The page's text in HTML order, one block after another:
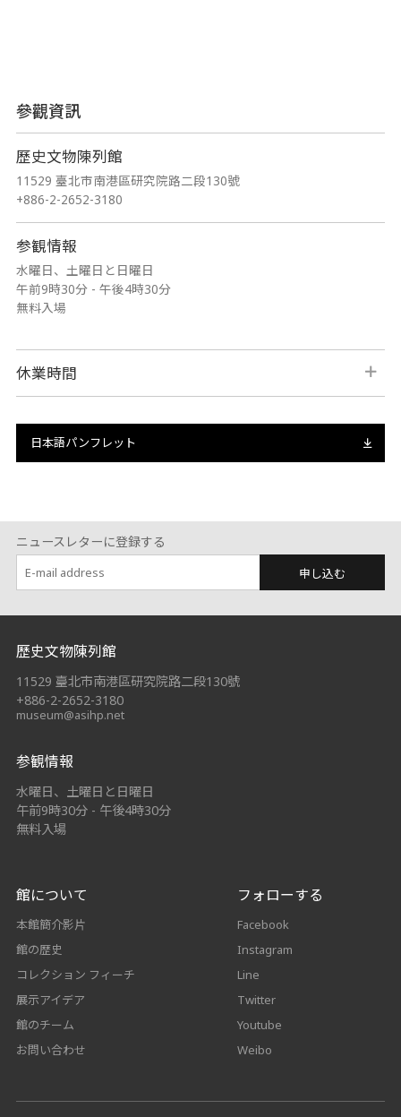
參觀資訊
歷史文物陳列館
11529 臺北市南港區研究院路二段130號
+886-2-2652-3180
参観情報
水曜日、土曜日と日曜日
午前9時30分 - 午後4時30分
無料入場
休業時間
日本語パンフレット
ニュースレターに登録する
申し込む
歷史文物陳列館
11529 臺北市南港區研究院路二段130號
+886-2-2652-3180
museum@asihp.net
参観情報
水曜日、土曜日と日曜日
午前9時30分 - 午後4時30分
無料入場
館について
本館簡介影片
館の歴史
コレクション フィーチ
展示アイデア
館のチーム
お問い合わせ
フォローする
Facebook
Instagram
Line
Twitter
Youtube
Weibo